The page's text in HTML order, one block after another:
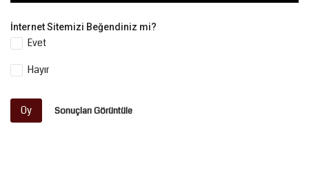
İnternet Sitemizi Beğendiniz mi?
Evet
Hayır
Oy Sonuçları Görüntüle